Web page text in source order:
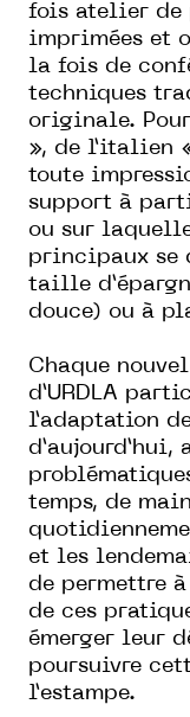
fois atelier de
imprimées et
la fois de
techniques
originale.
», de l’italien
toute
support à
ou sur
principaux se
taille
douce) ou à
Chaque
d’URDLA
l’adaptation
d’aujourd’hui,
temps, de
et les
de permettre
de ces
émerger leur
poursuivre
l’estampe.